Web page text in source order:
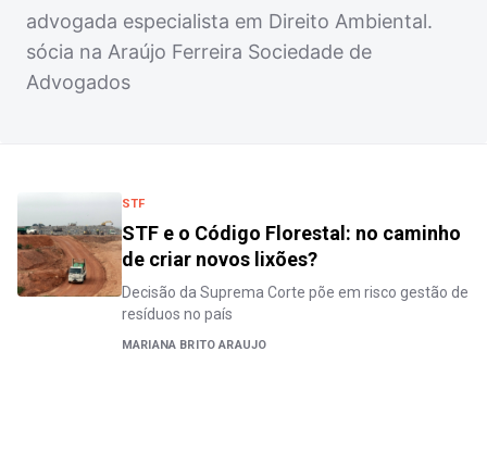
advogada especialista em Direito Ambiental.
sócia na Araújo Ferreira Sociedade de
Advogados
STF
STF e o Código Florestal: no caminho
de criar novos lixões?
Decisão da Suprema Corte põe em risco gestão de
resíduos no país
MARIANA BRITO ARAUJO